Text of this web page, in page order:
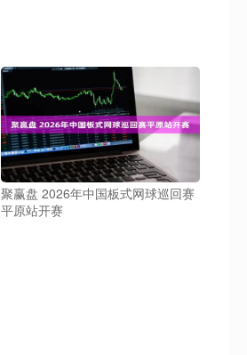
聚赢盘 2026年中国板式网球巡回赛
平原站开赛